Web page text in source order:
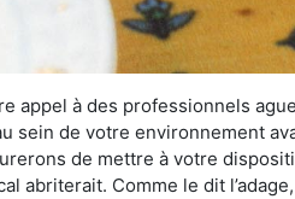
appel à des professionnels
sein de votre environnement
de mettre à votre
abriterait. Comme le dit